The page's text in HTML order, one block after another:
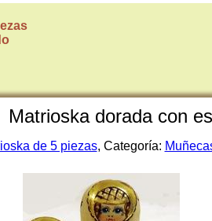
Matrioska dorada con
de 5 piezas, Categoría: